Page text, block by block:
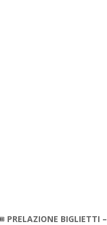
PRELAZIONE BIGLIETTI –